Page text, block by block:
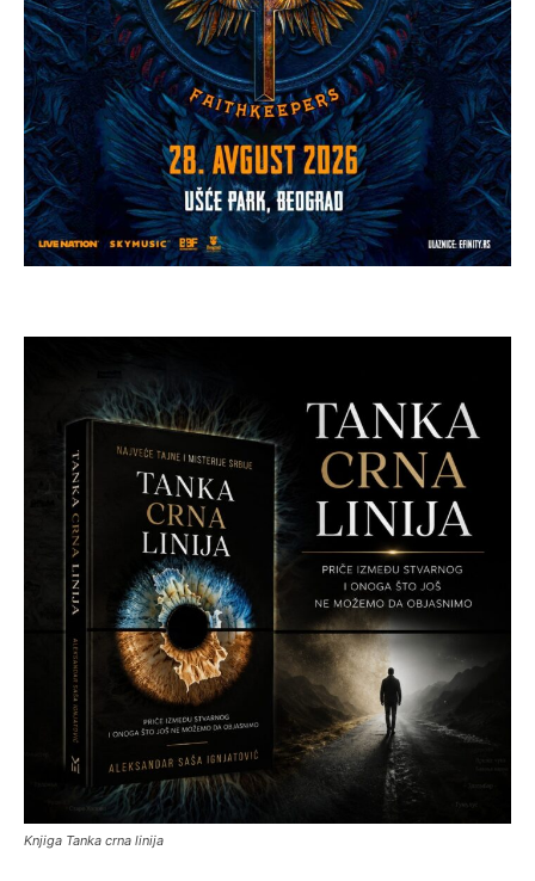
Knjiga Tanka crna linija